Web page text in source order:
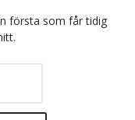
första som får tidig